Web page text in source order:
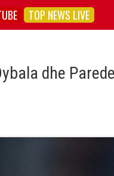
TOP NEWS LIVE
dhe